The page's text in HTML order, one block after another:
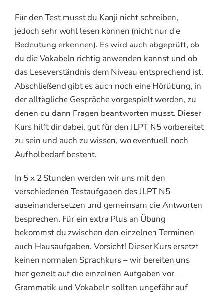
Für den Test musst du Kanji nicht schreiben,
jedoch sehr wohl lesen können (nicht nur die
Bedeutung erkennen). Es wird auch abgeprüft, ob
du die Vokabeln richtig anwenden kannst und ob
das Leseverständnis dem Niveau entsprechend ist.
Abschließend gibt es auch noch eine Hörübung, in
der alltägliche Gespräche vorgespielt werden, zu
denen du dann Fragen beantworten musst. Dieser
Kurs hilft dir dabei, gut für den JLPT N5 vorbereitet
zu sein und auch zu wissen, wo eventuell noch
Aufholbedarf besteht.
In 5 x 2 Stunden werden wir uns mit den
verschiedenen Testaufgaben des JLPT N5
auseinandersetzen und gemeinsam die Antworten
besprechen. Für ein extra Plus an Übung
bekommst du zwischen den einzelnen Terminen
auch Hausaufgaben. Vorsicht! Dieser Kurs ersetzt
keinen normalen Sprachkurs – wir bereiten uns
hier gezielt auf die einzelnen Aufgaben vor –
Grammatik und Vokabeln sollten ungefähr auf